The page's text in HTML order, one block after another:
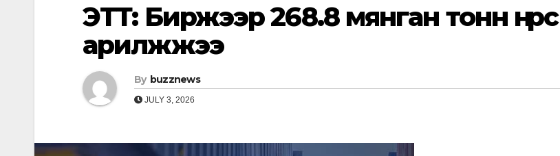
ЭТТ: Биржээр 268.8 мянган тонн нүүрс
арилжжээ
By buzznews
JULY 3, 2026